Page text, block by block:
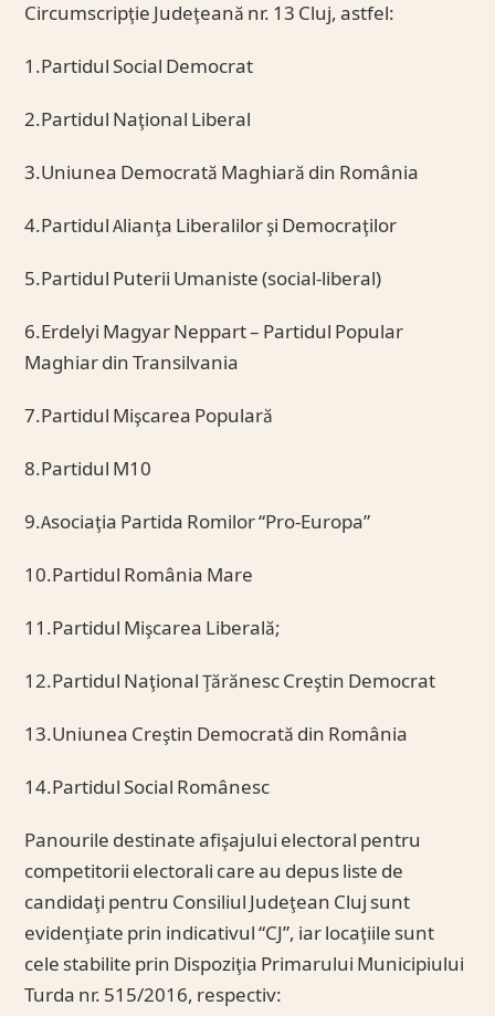
Circumscripţie Judeţeană nr. 13 Cluj, astfel:
1.Partidul Social Democrat
2.Partidul Naţional Liberal
3.Uniunea Democrată Maghiară din România
4.Partidul Alianţa Liberalilor şi Democraţilor
5.Partidul Puterii Umaniste (social-liberal)
6.Erdelyi Magyar Neppart – Partidul Popular
Maghiar din Transilvania
7.Partidul Mişcarea Populară
8.Partidul M10
9.Asociaţia Partida Romilor “Pro-Europa”
10.Partidul România Mare
11.Partidul Mişcarea Liberală;
12.Partidul Naţional Ţărănesc Creştin Democrat
13.Uniunea Creştin Democrată din România
14.Partidul Social Românesc
Panourile destinate afişajului electoral pentru
competitorii electorali care au depus liste de
candidaţi pentru Consiliul Judeţean Cluj sunt
evidenţiate prin indicativul “CJ”, iar locaţiile sunt
cele stabilite prin Dispoziţia Primarului Municipiului
Turda nr. 515/2016, respectiv: